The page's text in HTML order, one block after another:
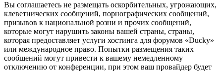
Вы соглашаетесь не размещать оскорбительных, угрожающих,
клеветнических сообщений, порнографических сообщений,
призывов к национальной розни и прочих сообщений,
которые могут нарушить законы вашей страны, страны,
которая предоставляет услуги хостинга для форумов «Ducky»
или международное право. Попытки размещения таких
сообщений могут привести к вашему немедленному
отключению от конференции, при этом ваш провайдер будет